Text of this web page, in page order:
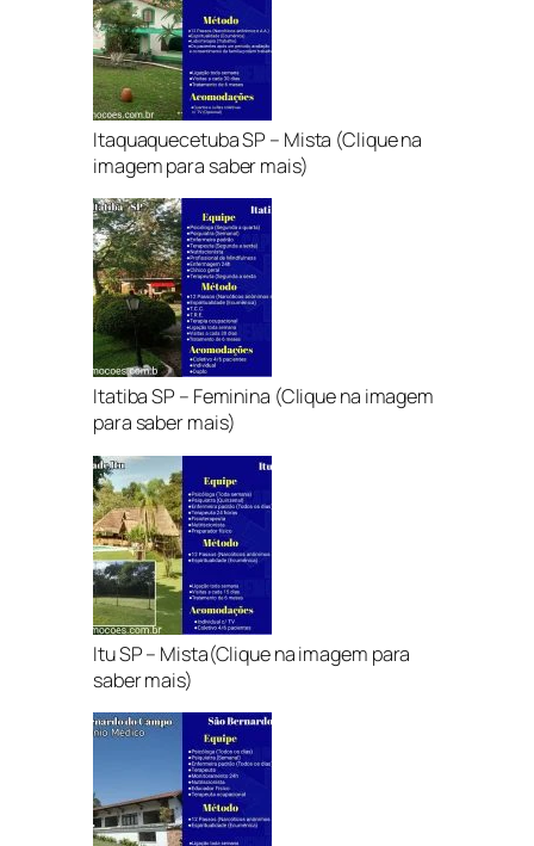
Itaquaquecetuba SP – Mista (Clique na
imagem para saber mais)
Itatiba SP – Feminina (Clique na imagem
para saber mais)
Itu SP – Mista(Clique na imagem para
saber mais)